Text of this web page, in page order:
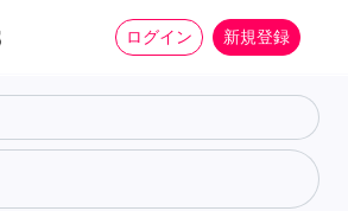
ログイン 新規登録